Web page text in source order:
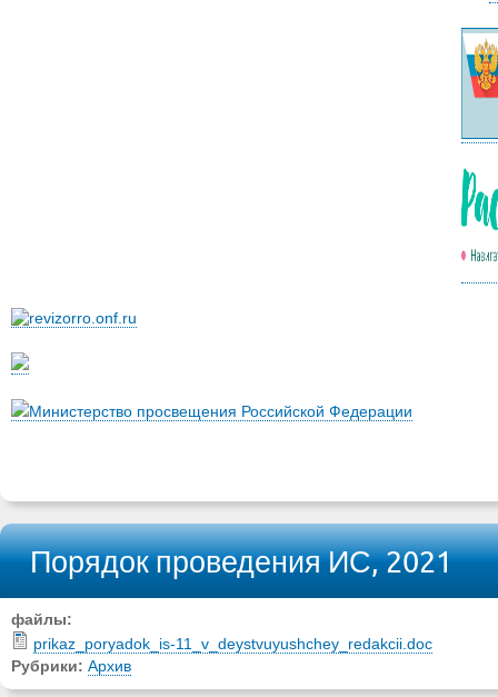
Министерство просвещения Российской Федерации
Порядок проведения ИС, 2021
файлы:
prikaz_poryadok_is-11_v_deystvuyushchey_redakcii.doc
Рубрики: Архив